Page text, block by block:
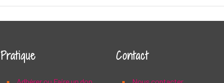
Pratique Contact